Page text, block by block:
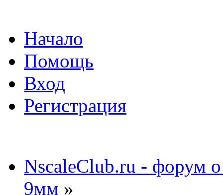
Начало
Помощь
Вход
Регистрация
NscaleClub.ru - форум
9мм »